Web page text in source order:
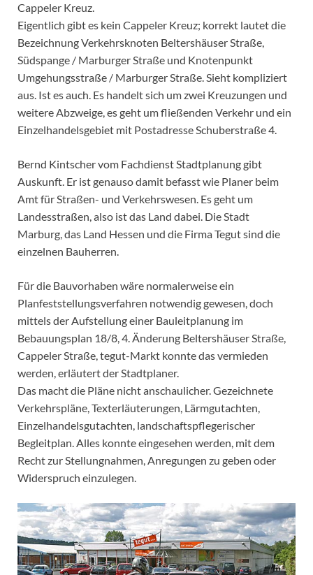
Cappeler Kreuz.
Eigentlich gibt es kein Cappeler Kreuz; korrekt lautet die
Bezeichnung Verkehrsknoten Beltershäuser Straße,
Südspange / Marburger Straße und Knotenpunkt
Umgehungsstraße / Marburger Straße. Sieht kompliziert
aus. Ist es auch. Es handelt sich um zwei Kreuzungen und
weitere Abzweige, es geht um fließenden Verkehr und ein
Einzelhandelsgebiet mit Postadresse Schuberstraße 4.
Bernd Kintscher vom Fachdienst Stadtplanung gibt
Auskunft. Er ist genauso damit befasst wie Planer beim
Amt für Straßen- und Verkehrswesen. Es geht um
Landesstraßen, also ist das Land dabei. Die Stadt
Marburg, das Land Hessen und die Firma Tegut sind die
einzelnen Bauherren.
Für die Bauvorhaben wäre normalerweise ein
Planfeststellungsverfahren notwendig gewesen, doch
mittels der Aufstellung einer Bauleitplanung im
Bebauungsplan 18/8, 4. Änderung Beltershäuser Straße,
Cappeler Straße, tegut-Markt konnte das vermieden
werden, erläutert der Stadtplaner.
Das macht die Pläne nicht anschaulicher. Gezeichnete
Verkehrspläne, Texterläuterungen, Lärmgutachten,
Einzelhandelsgutachten, landschaftspflegerischer
Begleitplan. Alles konnte eingesehen werden, mit dem
Recht zur Stellungnahmen, Anregungen zu geben oder
Widerspruch einzulegen.